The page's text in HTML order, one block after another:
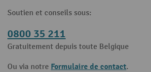
Soutien et conseils sous:
0800 35 211
Gratuitement depuis toute Belgique
Ou via notre Formulaire de contact.